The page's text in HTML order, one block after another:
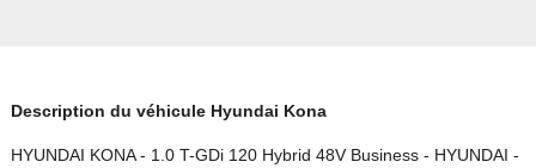
Description du véhicule Hyundai Kona
HYUNDAI KONA - 1.0 T-GDi 120 Hybrid 48V Business - HYUNDAI -